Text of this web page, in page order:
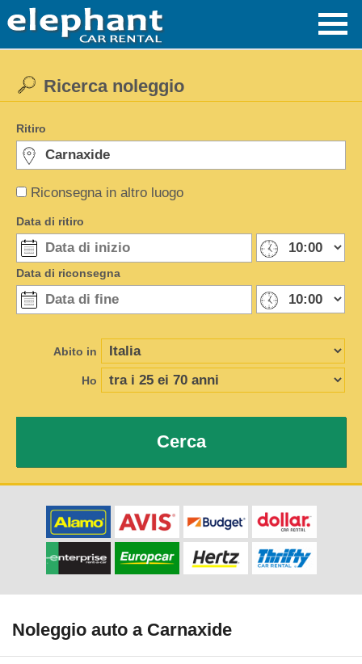
Riconsegna in altro luogo
Ricerca noleggio
Ritiro
Data di ritiro
Data di riconsegna
Abito in
Ho
Cerca
Noleggio auto a Carnaxide